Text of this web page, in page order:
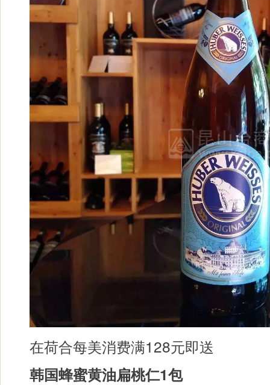
在荷合每美消费满128元即送
韩国蜂蜜黄油扁桃仁1包